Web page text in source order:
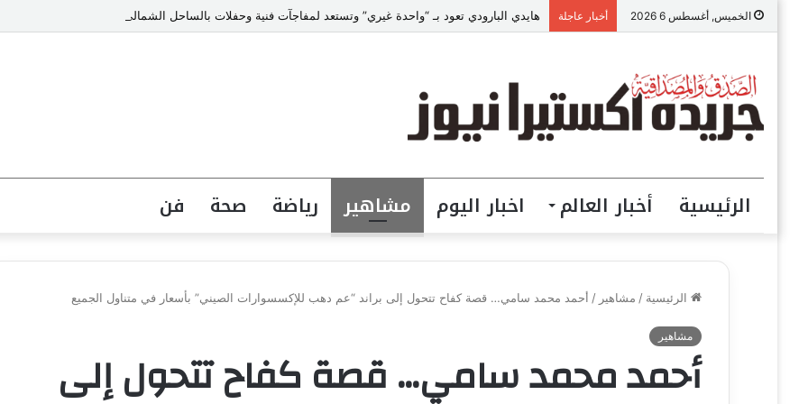
الخميس, أغسطس 6 2026 أخبار عاجلة هايدي البارودي تعود بـ “واحدة غيري” وتستعد لمفاجآت فنية وحفلات بالساحل الشمالي
الرئيسية أخبار العالم اخبار اليوم مشاهير رياضة صحة فن
الرئيسية / مشاهير / أحمد محمد سامي… قصة كفاح تتحول إلى براند “عم دهب للإكسسوارات الصيني” بأسعار في متناول الجميع
مشاهير
أحمد محمد سامي… قصة كفاح تتحول إلى